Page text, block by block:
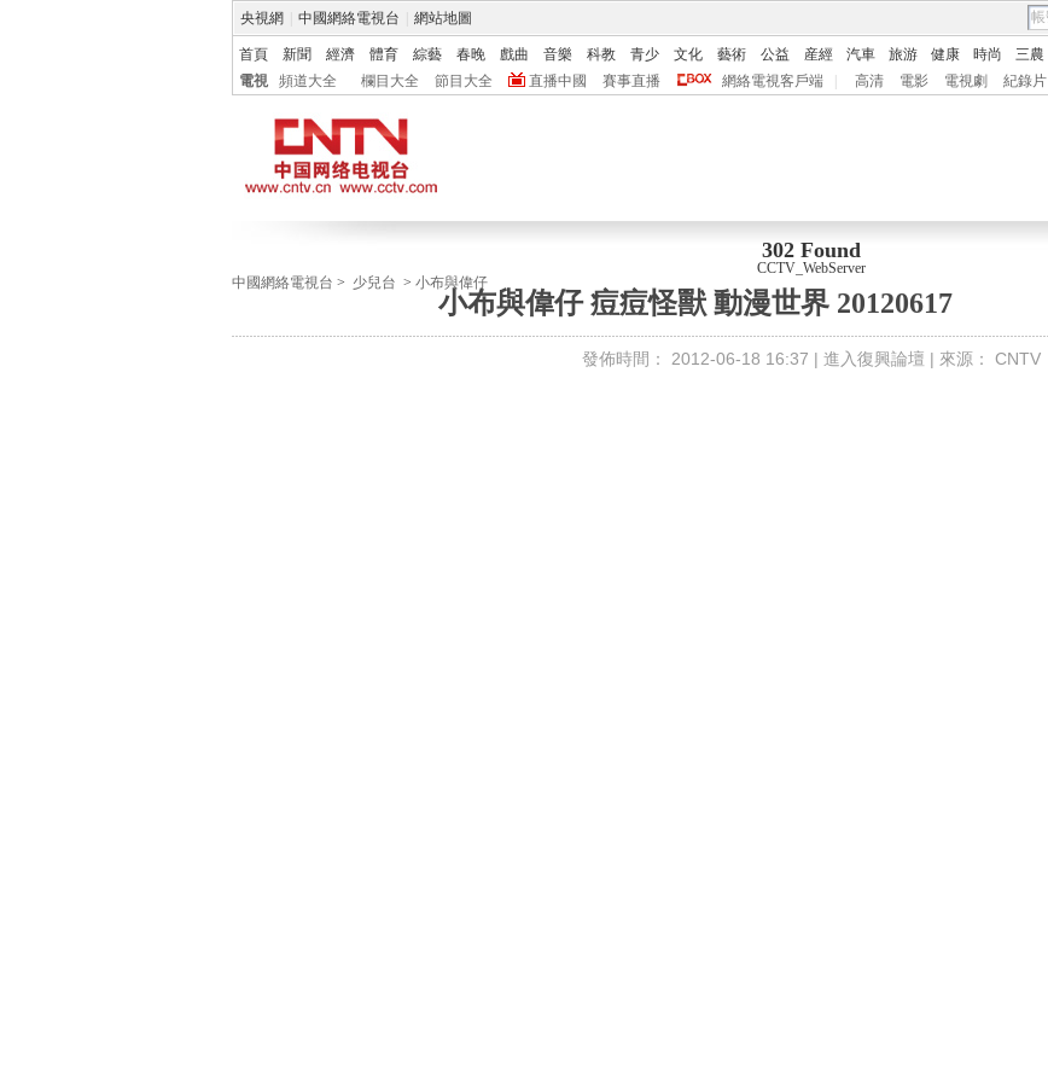
央視網 中國網絡電視台 網站地圖
首頁 新聞 經濟 體育 綜藝 春晚 戲曲 音樂 科教 青少 文化 藝術 公益 産經 汽車 旅游 健康 時尚 三農
電視
頻道大全 欄目大全 節目大全 直播中國 賽事直播 網絡電視客戶端 高清 電影 電視劇 紀錄片
302 Found
CCTV_WebServer
中國網絡電視台 > 少兒台 > 小布與偉仔
小布與偉仔 痘痘怪獸 動漫世界 20120617
發佈時間： 2012-06-18 16:37 | 進入復興論壇 | 來源： CNTV